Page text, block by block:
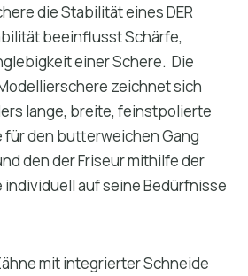
die Stabilität eines DER
beeinflusst Schärfe,
einer Schere. Die
zeichnet sich
lange, breite, feinstpolierte
für den butterweichen Gang
den der Friseur mithilfe der
auf seine Bedürfnisse
mit integrierter Schneide